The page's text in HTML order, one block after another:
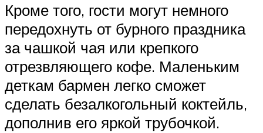
Кроме того, гости могут немного
передохнуть от бурного праздника
за чашкой чая или крепкого
отрезвляющего кофе. Маленьким
деткам бармен легко сможет
сделать безалкогольный коктейль,
дополнив его яркой трубочкой.